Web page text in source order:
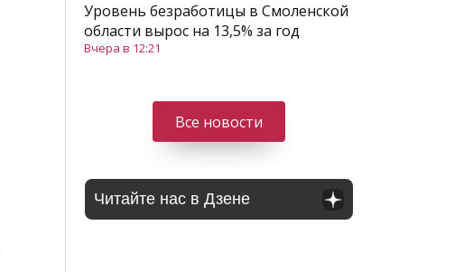
Уровень безработицы в Смоленской
области вырос на 13,5% за год
Вчера в 12:21
Все новости
Читайте нас в Дзене